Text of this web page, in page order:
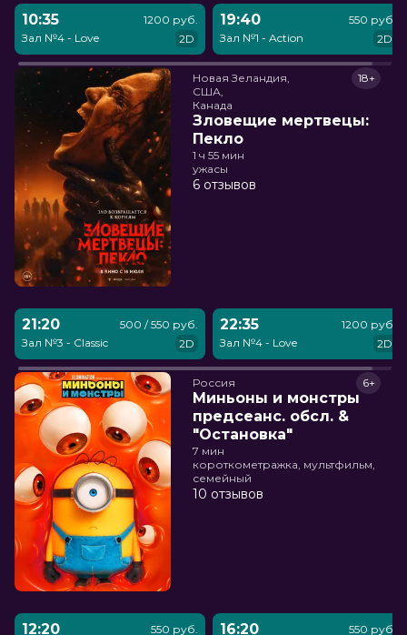
10:35
Зал №4 - Love
1200 руб.
2D
19:40
Зал №1 - Action
550 руб.
2D
Новая Зеландия,
США,
Канада
Зловещие мертвецы:
Пекло
18+
1 ч 55 мин
ужасы
6 отзывов
21:20
Зал №3 - Classic
500 / 550 руб.
2D
22:35
Зал №4 - Love
1200 руб.
2D
Россия
Миньоны и монстры
предсеанс. обсл. &
"Остановка"
6+
7 мин
короткометражка, мультфильм,
семейный
10 отзывов
12:20 550 руб. 16:20 550 руб.